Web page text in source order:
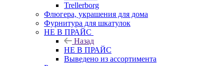
Trellerborg
Флюгера, украшения для дома
Фурнитура для шкатулок
НЕ В ПРАЙС
Назад
НЕ В ПРАЙС
Выведено из ассортимента